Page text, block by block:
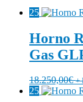
25
Horno
Gas
18.250,00€ +
25